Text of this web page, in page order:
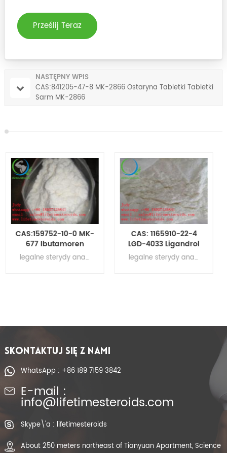
Prześlij Teraz
NASTĘPNY WPIS
CAS:841205-47-8 MK-2866 Ostaryna Tabletki Tabletki
Sarm MK-2866
CAS: 1165910-22-4
LGD-4033 Ligandrol
Sarm Tabletki 60
sztuk / butelka
CAS:841205-47-8
MK-2866 Ostaryna
Tabletki Tabletki
Sarm MK-2866
SKONTAKTUJ SIĘ Z NAMI
WhatsApp : +86 189 7159 3842
E-mail :
info@lifetimesteroids.com
Skype\'a : lifetimesteroids
About 250 meters northeast of Tianyuan Apartment, Science